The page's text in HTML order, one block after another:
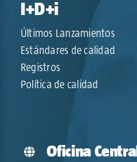
I+D+i
Últimos Lanzamientos
Estándares de calidad
Registros
Política de calidad
Oficina Central